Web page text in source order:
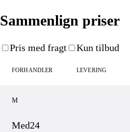
Sammenlign priser
Pris med fragt Kun tilbud
FORHANDLER LEVERING
M
Med24